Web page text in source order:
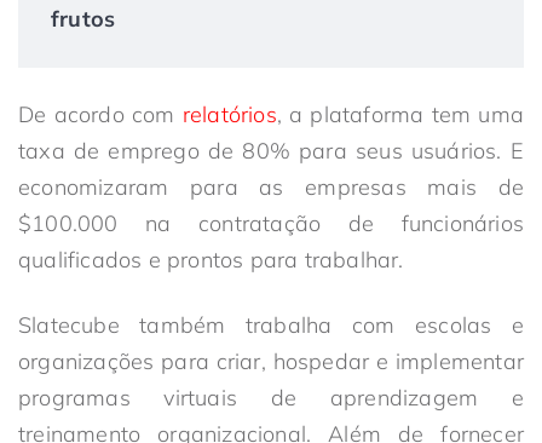
frutos
De acordo com relatórios, a plataforma tem uma
taxa de emprego de 80% para seus usuários. E
economizaram para as empresas mais de
$100.000 na contratação de funcionários
qualificados e prontos para trabalhar.
Slatecube também trabalha com escolas e
organizações para criar, hospedar e implementar
programas virtuais de aprendizagem e
treinamento organizacional. Além de fornecer